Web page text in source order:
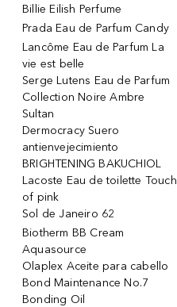
Billie Eilish Perfume
Prada Eau de Parfum Candy
Lancôme Eau de Parfum La
vie est belle
Serge Lutens Eau de Parfum
Collection Noire Ambre
Sultan
Dermocracy Suero
antienvejecimiento
BRIGHTENING BAKUCHIOL
Lacoste Eau de toilette Touch
of pink
Sol de Janeiro 62
Biotherm BB Cream
Aquasource
Olaplex Aceite para cabello
Bond Maintenance No.7
Bonding Oil